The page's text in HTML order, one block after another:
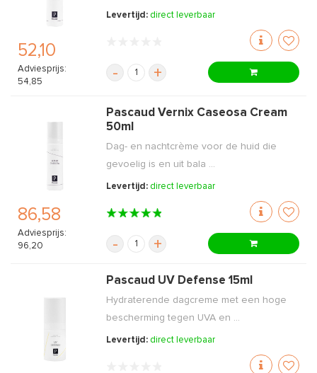
52,10
Adviesprijs:
54,85
Levertijd: direct leverbaar
- +
86,58
Adviesprijs:
96,20
Pascaud Vernix Caseosa Cream
50ml
Dag- en nachtcrème voor de huid die
gevoelig is en uit bala ...
Levertijd: direct leverbaar
- +
Pascaud UV Defense 15ml
Hydraterende dagcreme met een hoge
bescherming tegen UVA en ...
Levertijd: direct leverbaar